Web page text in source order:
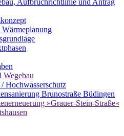
Aufbruchrichtlinie und Antrag
Wegebau
Hochwasserschutz
Brunostraße Büdingen
»Grauer-Stein-Straße«